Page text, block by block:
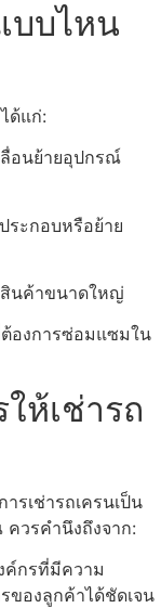
บบไหน
ด้แก่:
ลื่อนย้ายอุปกรณ์
ระกอบหรือย้าย
สินค้าขนาดใหญ่
องการซ่อมแซมใน
ห้เช่ารถ
รเช่ารถเครนเป็น
วรคำนึงถึงจาก:
ค์กรที่มีความ
ของลูกค้าได้ชัดเจน